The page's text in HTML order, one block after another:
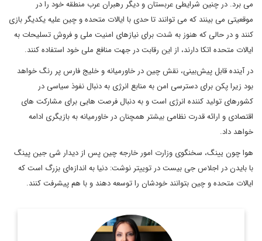
می برد. در چنین شرایطی عربستان و دیگر رهبران عرب منطقه خود را در
موقعیتی می بینند که می توانند تا حدی با ایالات متحده و چین علیه یکدیگر بازی
کنند و در حالی که هنوز به شدت برای نیازهای امنیت ملی و فروش تسلیحات به
ایالات متحده اتکا دارند، از این رقابت در جهت منافع ملی خود استفاده کنند.
در آینده قابل پیش‌بینی، نقش چین در خاورمیانه و خلیج فارس پر رنگ خواهد
بود زیرا پکن برای دسترسی امن به منابع انرژی به دنبال نفوذ سیاسی در
کشورهای تولید کننده انرژی است و به دنبال فرصت هایی برای مشارکت های
اقتصادی و ارائه قدرت نظامی بیشتر همچنان در خاورمیانه به بازیگری ادامه
خواهد داد.
هوا چون یینگ، سخنگوی وزارت امور خارجه چین پس از دیدار شی جین پینگ
با بایدن در اجلاس جی بیست در توییتر نوشت: دنیا به اندازه‌ای بزرگ است که
ایالات متحده و چین بتوانند خودشان را توسعه دهند و با هم پیشرفت کنند.
دکترای جغرافیای سیاسی